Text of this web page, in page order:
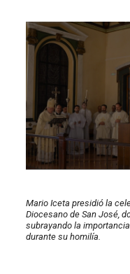
Mario Iceta presidió la
Diocesano de San José,
subrayando la
durante su homilía.